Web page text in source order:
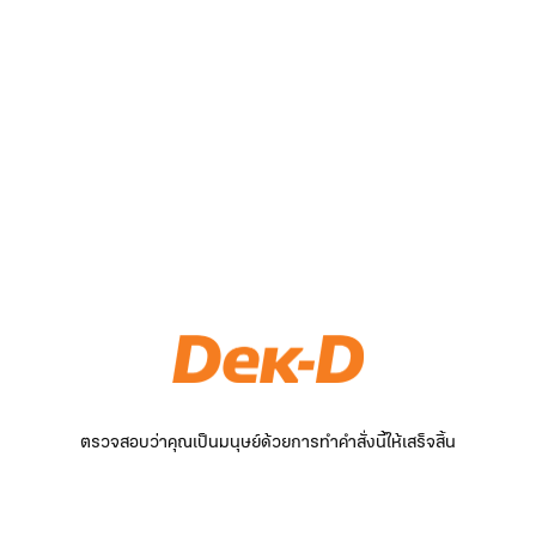
ตรวจสอบว่าคุณเป็นมนุษย์ด้วยการทำคำสั่งนี้ให้เสร็จสิ้น